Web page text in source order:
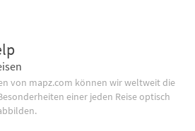
von mapz.com können wir weltweit die
einer jeden Reise optisch